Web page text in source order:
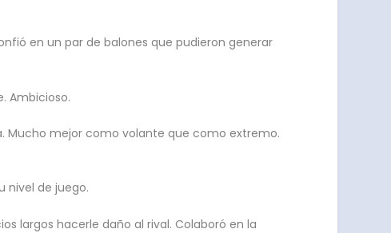
en un par de balones que pudieron generar
Ambicioso.
Mucho mejor como volante que como extremo.
nivel de juego.
largos hacerle daño al rival. Colaboró en la